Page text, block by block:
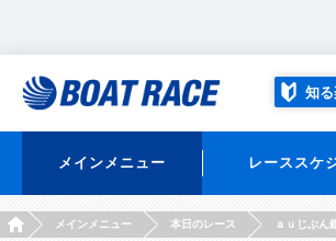
知
メインメニュー レーススケ
HOMEメインメニュー 本日のレース ａｕじぶん